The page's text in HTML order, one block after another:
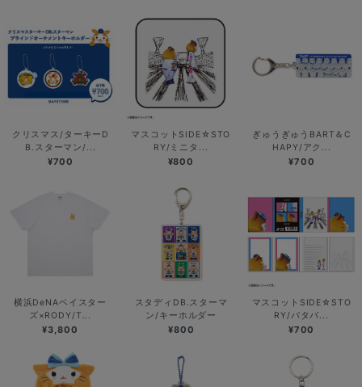
クリスマス/ターキーD
B.スターマン/...
¥700
マスコットSIDE☆STO
RY/ミニタ...
¥800
ぎゅうぎゅうBART＆C
HAPY/アク...
¥700
横浜DeNAベイスター
ズ×RODY/T...
¥3,800
スタディDB.スターマ
ン/キーホルダー
¥800
マスコットSIDE☆STO
RY/パタパ...
¥700